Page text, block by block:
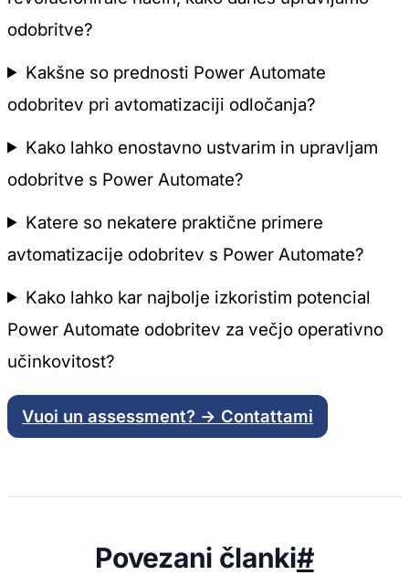
odobritve?
Kakšne so prednosti Power Automate
odobritev pri avtomatizaciji odločanja?
Kako lahko enostavno ustvarim in upravljam
odobritve s Power Automate?
Katere so nekatere praktične primere
avtomatizacije odobritev s Power Automate?
Kako lahko kar najbolje izkoristim potencial
Power Automate odobritev za večjo operativno
učinkovitost?
Vuoi un assessment? → Contattami
Povezani članki#